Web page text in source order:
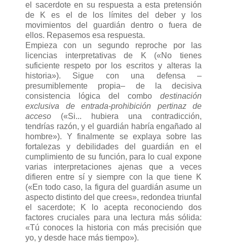
el sacerdote en su respuesta a esta pretensión
de K es el de los límites del deber y los
movimientos del guardián dentro o fuera de
ellos. Repasemos esa respuesta.
Empieza con un segundo reproche por las
licencias interpretativas de K («No tienes
suficiente respeto por los escritos y alteras la
historia»). Sigue con una defensa –
presumiblemente propia– de la decisiva
consistencia lógica del combo destinación
exclusiva de entrada-prohibición pertinaz de
acceso («Si... hubiera una contradicción,
tendrías razón, y el guardián habría engañado al
hombre»). Y finalmente se explaya sobre las
fortalezas y debilidades del guardián en el
cumplimiento de su función, para lo cual expone
varias interpretaciones ajenas que a veces
difieren entre sí y siempre con la que tiene K
(«En todo caso, la figura del guardián asume un
aspecto distinto del que crees», redondea triunfal
el sacerdote; K lo acepta reconociendo dos
factores cruciales para una lectura más sólida:
«Tú conoces la historia con más precisión que
yo, y desde hace más tiempo»).